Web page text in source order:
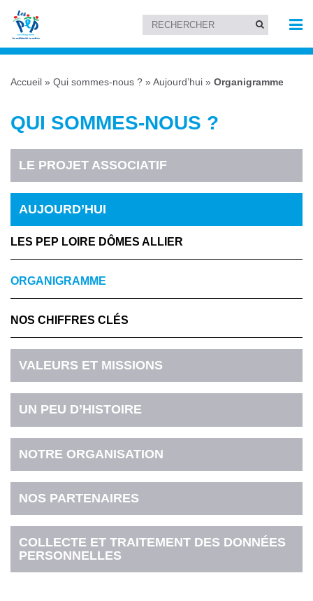
Accueil » Qui sommes-nous ? » Aujourd’hui » Organigramme
QUI SOMMES-NOUS ?
LE PROJET ASSOCIATIF
AUJOURD’HUI
LES PEP LOIRE DÔMES ALLIER
ORGANIGRAMME
NOS CHIFFRES CLÉS
VALEURS ET MISSIONS
UN PEU D’HISTOIRE
NOTRE ORGANISATION
NOS PARTENAIRES
COLLECTE ET TRAITEMENT DES DONNÉES
PERSONNELLES